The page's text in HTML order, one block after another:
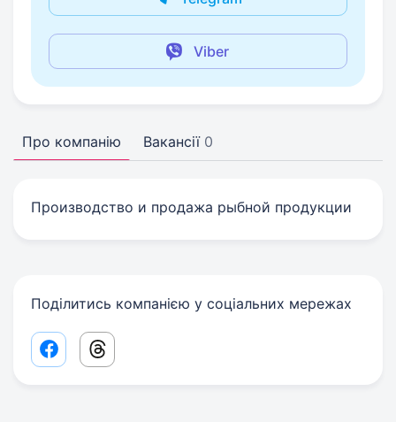
Viber
Про компанію Вакансії 0
Производство и продажа рыбной продукции
Поділитись компанією у соціальних мережах
Facebook share link
Threads share link